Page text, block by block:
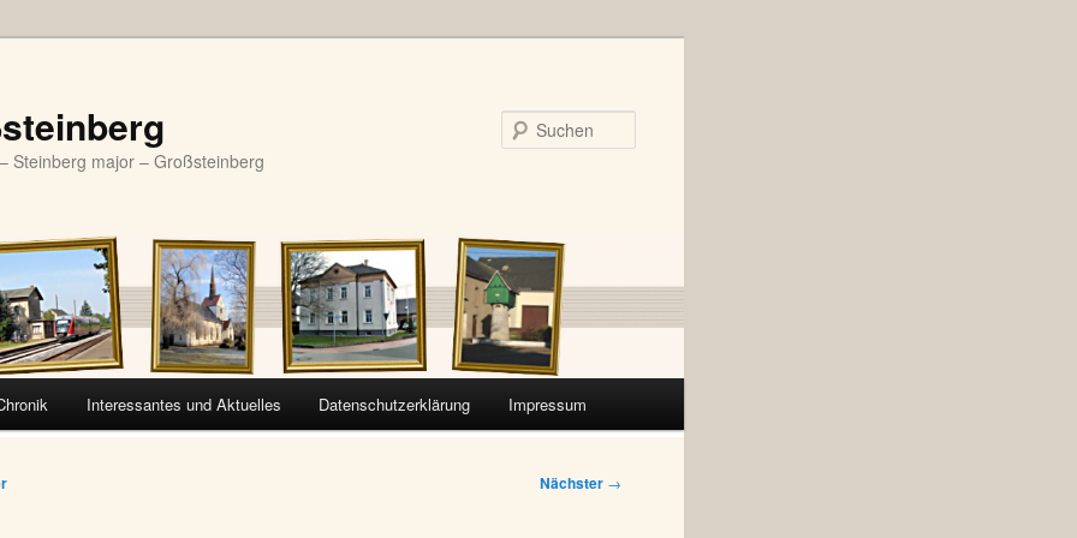
Steinberg major – Großsteinberg
Interessantes und Aktuelles Datenschutzerklärung Impressum
Nächster →